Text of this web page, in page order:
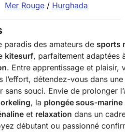
Mer Rouge / Hurghada
paradis des amateurs de sports
kitesurf, parfaitement adaptées
. Entre apprentissage et plaisir,
l’effort, détendez-vous dans une
sans souci. Envie de prolonger
, la plongée sous-marine
et relaxation dans un
débutant ou passionné